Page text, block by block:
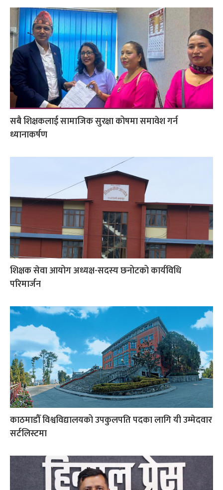
सबै शिक्षकलाई सामाजिक सुरक्षा कोषमा समावेश गर्न
ध्यानाकर्षण
शिक्षक सेवा आयोग अध्यक्ष-सदस्य छनोटको कार्यविधि
परिमार्जन
काठमाडौँ विश्वविद्यालयको उपकुलपति पदका लागि यी उम्मेदवार
सर्टलिस्टमा